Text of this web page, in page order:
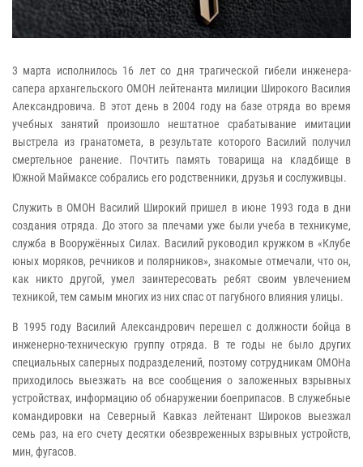
3 марта исполнилось 16 лет со дня трагической гибели инженера-
сапера архангельского ОМОН лейтенанта милиции Широкого Василия
Александровича. В этот день в 2004 году на базе отряда во время
учебных занятий произошло нештатное срабатывание имитации
выстрела из гранатомета, в результате которого Василий получил
смертельное ранение. Почтить память товарища на кладбище в
Южной Маймаксе собрались его родственники, друзья и сослуживцы.
Служить в ОМОН Василий Широкий пришел в июне 1993 года в дни
создания отряда. До этого за плечами уже были учеба в техникуме,
служба в Вооружённых Силах. Василий руководил кружком в «Клубе
юных моряков, речников и полярников», знакомые отмечали, что он,
как никто другой, умел заинтересовать ребят своим увлечением
техникой, тем самым многих из них спас от пагубного влияния улицы.
В 1995 году Василий Александрович перешел с должности бойца в
инженерно-техническую группу отряда. В те годы не было других
специальных саперных подразделений, поэтому сотрудникам ОМОНа
приходилось выезжать на все сообщения о заложенных взрывных
устройствах, информацию об обнаружении боеприпасов. В служебные
командировки на Северный Кавказ лейтенант Широков выезжал
семь раз, на его счету десятки обезвреженных взрывных устройств,
мин, фугасов.